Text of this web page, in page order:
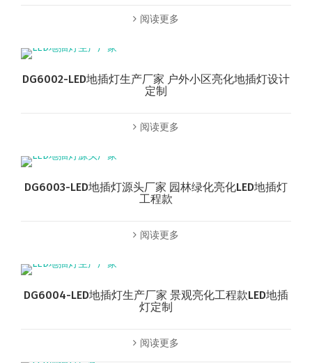
阅读更多
DG6002-LED地插灯生产厂家 户外小区亮化地插灯设计
定制
阅读更多
DG6003-LED地插灯源头厂家 园林绿化亮化LED地插灯
工程款
阅读更多
DG6004-LED地插灯生产厂家 景观亮化工程款LED地插
灯定制
阅读更多